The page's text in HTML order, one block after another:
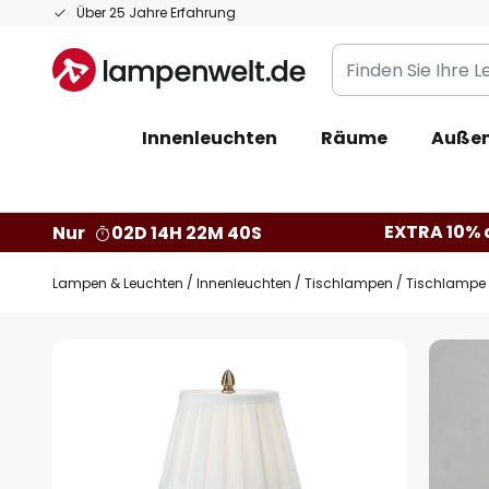
Über 25 Jahre Erfahrung
Zum
springen
Finden
Sie
Leuchte...
Innenleuchten Räume
Nur
02D 14H 22M 39S EXTRA
Lampen & Leuchten Innenleuchten Tischlampen Tischlampe